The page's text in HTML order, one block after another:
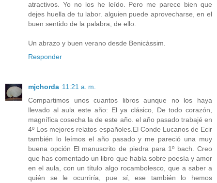
atractivos. Yo no los he leído. Pero me parece bien que
dejes huella de tu labor. alguien puede aprovecharse, en el
buen sentido de la palabra, de ello.
Un abrazo y buen verano desde Benicàssim.
Responder
mjchorda 11:21 a. m.
Compartimos unos cuantos libros aunque no los haya
llevado al aula este año: El ya clásico, De todo corazón,
magnífica cosecha la de este año. el año pasado trabajé en
4º Los mejores relatos españoles.El Conde Lucanos de Ecir
también lo leímos el año pasado y me pareció una muy
buena opción El manuscrito de piedra para 1º bach. Creo
que has comentado un libro que habla sobre poesía y amor
en el aula, con un título algo rocambolesco, que a saber a
quién se le ocurriría, pue sí, ese también lo hemos